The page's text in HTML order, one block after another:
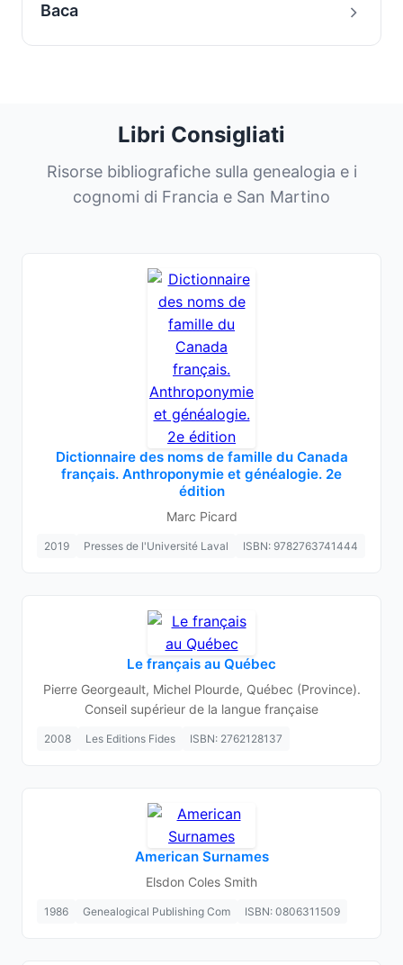
Baca
Libri Consigliati
Risorse bibliografiche sulla genealogia e i
cognomi di Francia e San Martino
Dictionnaire des noms de famille du Canada
français. Anthroponymie et généalogie. 2e
édition
Marc Picard
2019 Presses de l'Université Laval ISBN: 9782763741444
Le français au Québec
Pierre Georgeault, Michel Plourde, Québec (Province).
Conseil supérieur de la langue française
2008 Les Editions Fides ISBN: 2762128137
American Surnames
Elsdon Coles Smith
1986 Genealogical Publishing Com ISBN: 0806311509